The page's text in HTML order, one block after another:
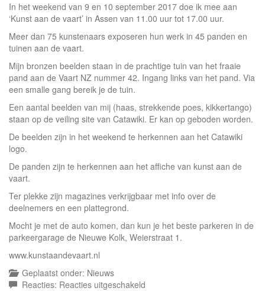
In het weekend van 9 en 10 september 2017 doe ik mee aan
‘Kunst aan de vaart’ in Assen van 11.00 uur tot 17.00 uur.
Meer dan 75 kunstenaars exposeren hun werk in 45 panden en
tuinen aan de vaart.
Mijn bronzen beelden staan in de prachtige tuin van het fraaie
pand aan de Vaart NZ nummer 42. Ingang links van het pand. Via
een smalle gang bereik je de tuin.
Een aantal beelden van mij (haas, strekkende poes, kikkertango)
staan op de veiling site van Catawiki. Er kan op geboden worden.
De beelden zijn in het weekend te herkennen aan het Catawiki
logo.
De panden zijn te herkennen aan het affiche van kunst aan de
vaart.
Ter plekke zijn magazines verkrijgbaar met info over de
deelnemers en een plattegrond.
Mocht je met de auto komen, dan kun je het beste parkeren in de
parkeergarage de Nieuwe Kolk, Weierstraat 1.
www.kunstaandevaart.nl
Geplaatst onder: Nieuws
Reacties: Reacties uitgeschakeld